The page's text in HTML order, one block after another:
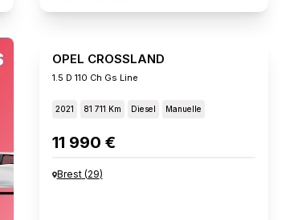
OPEL CROSSLAND
1.5 D 110 Ch Gs Line
2021 81 711 Km Diesel Manuelle
11 990 €
Brest(29)